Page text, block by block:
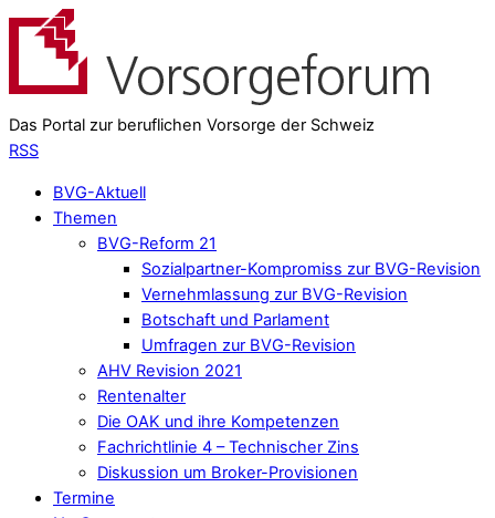
Das Portal zur beruflichen Vorsorge der Schweiz
RSS
BVG-Aktuell
Themen
BVG-Reform 21
Sozialpartner-Kompromiss zur BVG-Revision
Vernehmlassung zur BVG-Revision
Botschaft und Parlament
Umfragen zur BVG-Revision
AHV Revision 2021
Rentenalter
Die OAK und ihre Kompetenzen
Fachrichtlinie 4 – Technischer Zins
Diskussion um Broker-Provisionen
Termine